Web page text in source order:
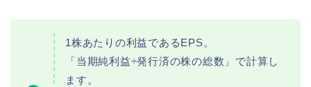
1株あたりの利益であるEPS。
「当期純利益÷発行済の株の総数」で計算し
ます。